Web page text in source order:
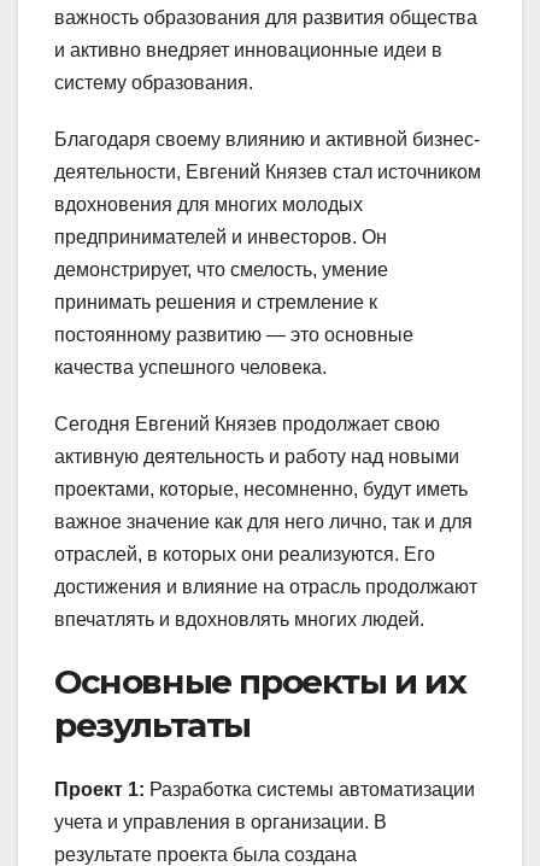
важность образования для развития общества
и активно внедряет инновационные идеи в
систему образования.
Благодаря своему влиянию и активной бизнес-
деятельности, Евгений Князев стал источником
вдохновения для многих молодых
предпринимателей и инвесторов. Он
демонстрирует, что смелость, умение
принимать решения и стремление к
постоянному развитию — это основные
качества успешного человека.
Сегодня Евгений Князев продолжает свою
активную деятельность и работу над новыми
проектами, которые, несомненно, будут иметь
важное значение как для него лично, так и для
отраслей, в которых они реализуются. Его
достижения и влияние на отрасль продолжают
впечатлять и вдохновлять многих людей.
Основные проекты и их
результаты
Проект 1: Разработка системы автоматизации
учета и управления в организации. В
результате проекта была создана